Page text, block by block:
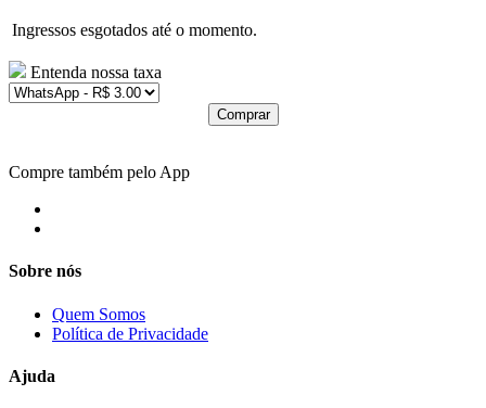
Ingressos esgotados até o momento.
Entenda nossa taxa
Comprar
Compre também pelo App
Sobre nós
Quem Somos
Política de Privacidade
Ajuda